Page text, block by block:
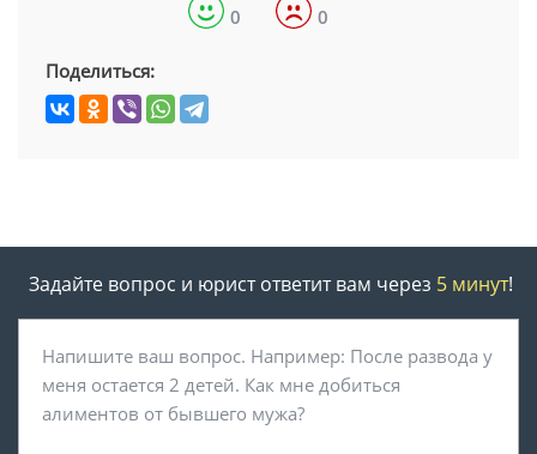
0 0
Поделиться:
Задайте вопрос и юрист ответит вам через 5 минут!